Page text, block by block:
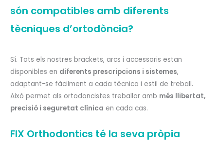
són compatibles amb diferents
tècniques d’ortodòncia?
Sí. Tots els nostres brackets, arcs i accessoris estan
disponibles en diferents prescripcions i sistemes,
adaptant-se fàcilment a cada tècnica i estil de treball.
Això permet als ortodoncistes treballar amb més llibertat,
precisió i seguretat clínica en cada cas.
FIX Orthodontics té la seva pròpia